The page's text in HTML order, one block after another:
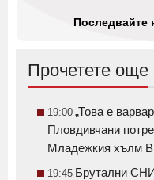
Последвайте
Прочетете още
19:00 „Това е
Пловдивчани
Младежкия хълм
19:45 Брутални